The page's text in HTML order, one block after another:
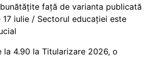
față de varianta publicată
17 iulie / Sectorul educației este
la 4.90 la Titularizare 2026, o